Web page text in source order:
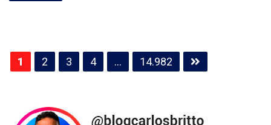
Paginação
de
1 2 3 4 … 14.982